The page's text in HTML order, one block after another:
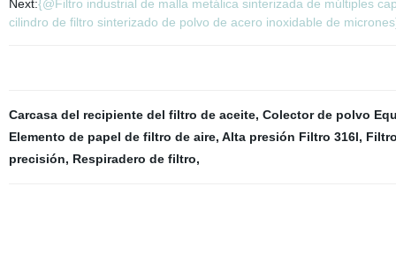
Next:{@Filtro industrial de malla metálica sinterizada de múltiples
cilindro de filtro sinterizado de polvo de acero inoxidable de
Carcasa del recipiente del filtro de aceite, Colector de polvo
Elemento de papel de filtro de aire, Alta presión Filtro 316l,
precisión, Respiradero de filtro,